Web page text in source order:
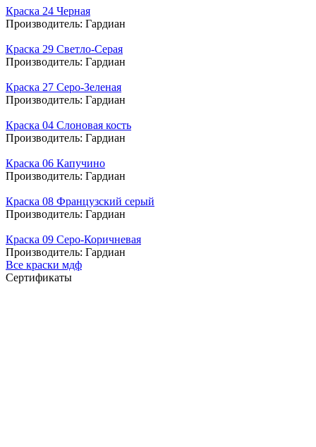
Краска 24 Черная
Производитель: Гардиан
Краска 29 Светло-Серая
Производитель: Гардиан
Краска 27 Серо-Зеленая
Производитель: Гардиан
Краска 04 Слоновая кость
Производитель: Гардиан
Краска 06 Капучино
Производитель: Гардиан
Краска 08 Французский серый
Производитель: Гардиан
Краска 09 Серо-Коричневая
Производитель: Гардиан
Все краски мдф
Сертификаты